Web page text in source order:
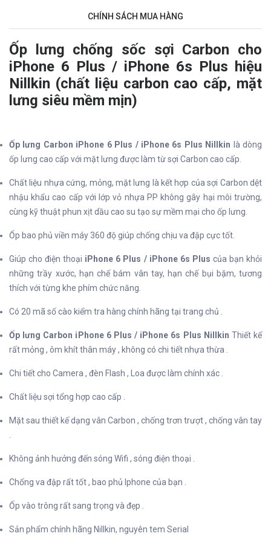
CHÍNH SÁCH MUA HÀNG
Ốp lưng chống sốc sợi Carbon cho
iPhone 6 Plus / iPhone 6s Plus hiệu
Nillkin (chất liệu carbon cao cấp, mặt
lưng siêu mềm mịn)
Ốp lưng Carbon iPhone 6 Plus / iPhone 6s Plus Nillkin là dòng
ốp lưng cao cấp với mặt lưng được làm từ sợi Carbon cao cấp.
Chất liệu nhựa cứng, mỏng, mặt lưng là kết hợp của sợi Carbon dệt
nhậu khẩu cao cấp với lớp vỏ nhựa PP không gây hại môi trường,
cùng kỹ thuật phun xịt dầu cao su tạo sự mềm mại cho ốp lưng.
Ốp bao phủ viền máy 360 độ giúp chống chịu va đập cực tốt.
Giúp cho điện thoại iPhone 6 Plus / iPhone 6s Plus của bạn khỏi
những trầy xước, hạn chế bám vân tay, hạn chế bụi bặm, tương
thích với từng khe phím chức năng.
Có 20 mã số cào kiểm tra hàng chính hãng tại trang chủ .
Ốp lưng Carbon iPhone 6 Plus / iPhone 6s Plus Nillkin Thiết kế
rất mỏng , ôm khít thân máy , không có chi tiết nhựa thừa .
Chi tiết cho Camera , đèn Flash , Loa được làm chính xác .
Chất liệu sợi tổng hợp cao cấp .
Mặt sau thiết kế dạng vân Carbon , chống trơn trượt , chống vân tay
.
Không ảnh hưởng đến sóng Wifi , sóng điện thoại .
Chống va đập rất tốt , bao phủ Iphone của bạn .
Ốp vào trông rất sang trọng và đẹp .
Sản phẩm chính hãng Nillkin, nguyên tem Serial